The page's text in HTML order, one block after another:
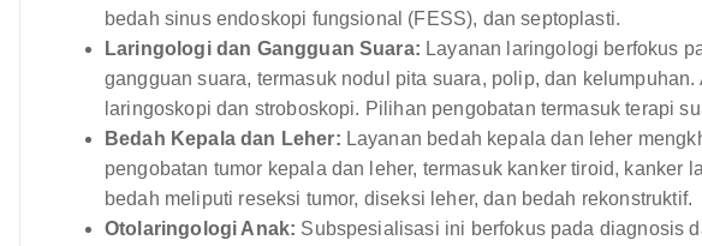
bedah sinus endoskopi fungsional (FESS), dan septoplasti.
Laringologi dan Gangguan Suara: Layanan laringologi berfokus
gangguan suara, termasuk nodul pita suara, polip, dan
laringoskopi dan stroboskopi. Pilihan pengobatan termasuk terapi
Bedah Kepala dan Leher: Layanan bedah kepala dan leher
pengobatan tumor kepala dan leher, termasuk kanker tiroid, kanker
bedah meliputi reseksi tumor, diseksi leher, dan bedah rekonstruktif.
Otolaringologi Anak: Subspesialisasi ini berfokus pada diagnosis